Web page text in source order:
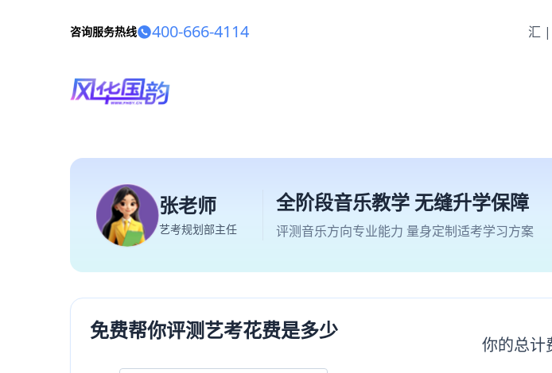
咨询服务热线 400-666-4114
张老师
艺考规划部主任
全阶段音乐教学 无缝升学保障
评测音乐方向专业能力 量身定制适考学习方案
免费帮你评测艺考花费是多少
你的总计